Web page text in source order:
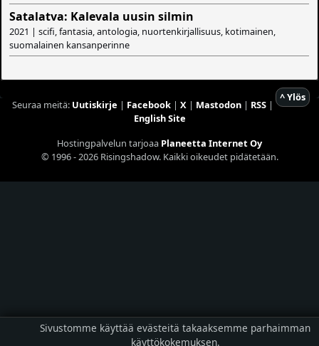
Satalatva: Kalevala uusin silmin
2021 | scifi, fantasia, antologia, nuortenkirjallisuus, kotimainen,
suomalainen kansanperinne
^ Ylös
Seuraa meitä: Uutiskirje | Facebook| X| Mastodon| RSS|
English Site
Hostingpalvelun tarjoaa Planeetta Internet Oy
© 1996 - 2026 Risingshadow. Kaikki oikeudet pidätetään.
Sivustomme käyttää evästeitä takaaksemme parhaimman
käyttökokemuksen.